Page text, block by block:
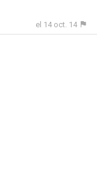
el 14 oct. 14